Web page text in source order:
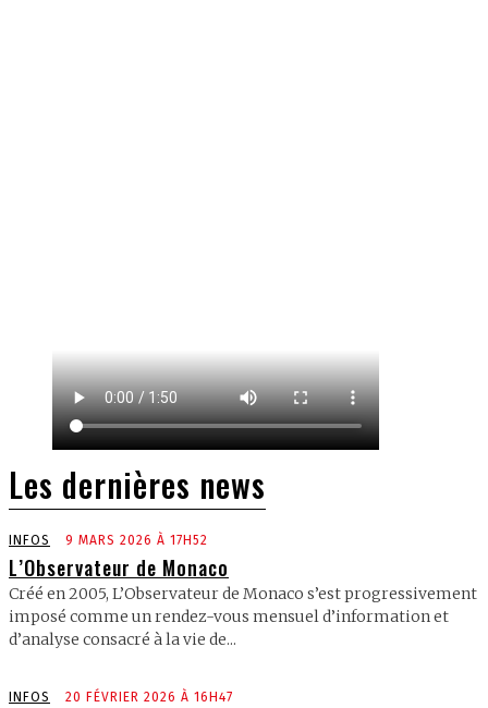
Les dernières news
INFOS 9 MARS 2026 À 17H52
L’Observateur de Monaco
Créé en 2005, L’Observateur de Monaco s’est progressivement
imposé comme un rendez-vous mensuel d’information et
d’analyse consacré à la vie de...
INFOS 20 FÉVRIER 2026 À 16H47